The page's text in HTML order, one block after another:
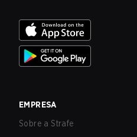
EMPRESA
Sobre a Strafe